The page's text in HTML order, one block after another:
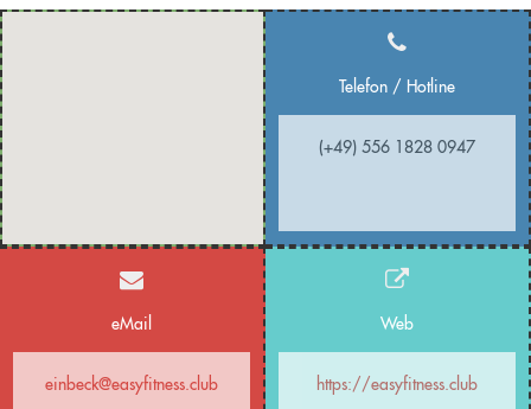
Telefon / Hotline
(+49) 556 1828 0947
eMail
einbeck@easyfitness.club
Web
https://easyfitness.club